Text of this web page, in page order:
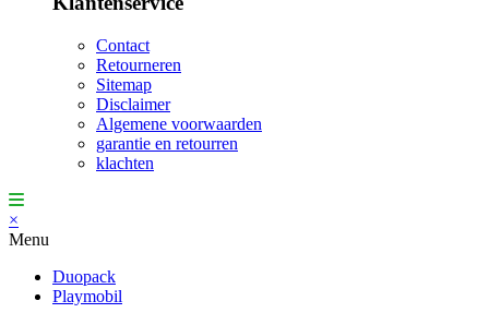
Contact
Retourneren
Sitemap
Disclaimer
Algemene voorwaarden
garantie en retourren
klachten
×
Menu
Duopack
Playmobil